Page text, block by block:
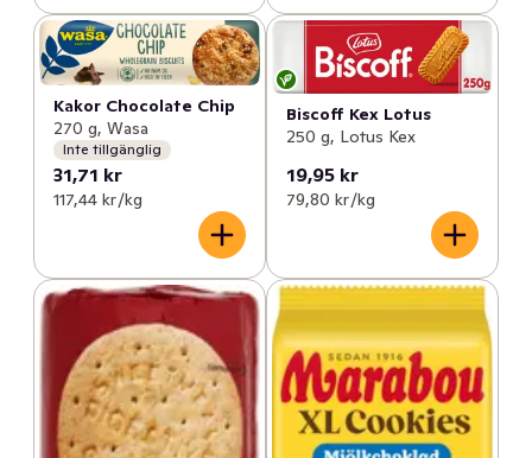
Kakor Chocolate Chip
270 g, Wasa
Inte tillgänglig
31,71 kr
117,44 kr /kg
Biscoff Kex Lotus
250 g, Lotus Kex
19,95 kr
79,80 kr /kg